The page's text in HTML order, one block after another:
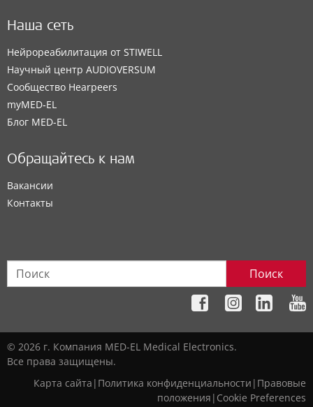
Наша сеть
Нейрореабилитация от STIWELL
Научный центр AUDIOVERSUM
Сообщество Hearpeers
myMED‑EL
Блог MED-EL
Обращайтесь к нам
Вакансии
Контакты
Поиск
© 2026 г. Компания MED-EL Medical Electronics.
Все права защищены.
Карта сайта | Политика конфиденциальности | Правовые
положения | Cookie Preferences